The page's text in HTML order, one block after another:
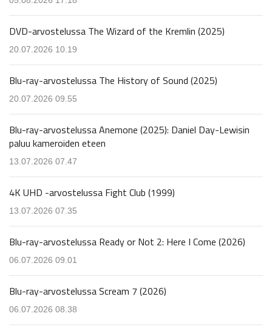
DVD-arvostelussa The Wizard of the Kremlin (2025)
20.07.2026 10.19
Blu-ray-arvostelussa The History of Sound (2025)
20.07.2026 09.55
Blu-ray-arvostelussa Anemone (2025): Daniel Day-Lewisin
paluu kameroiden eteen
13.07.2026 07.47
4K UHD -arvostelussa Fight Club (1999)
13.07.2026 07.35
Blu-ray-arvostelussa Ready or Not 2: Here I Come (2026)
06.07.2026 09.01
Blu-ray-arvostelussa Scream 7 (2026)
06.07.2026 08.38